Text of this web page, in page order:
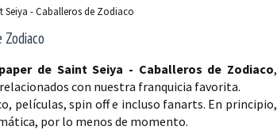
Seiya - Caballeros de Zodiaco
de Saint Seiya - Caballeros de Zodiaco,
con nuestra franquicia favorita.
películas, spin off e incluso fanarts. En principio,
por lo menos de momento.